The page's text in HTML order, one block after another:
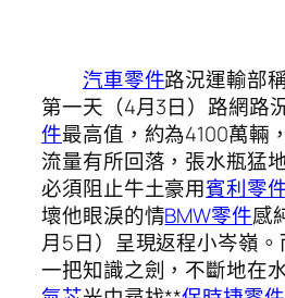
汽車零件路況運輸部
第一天（4月3日）路網路
件最高值，約為4100萬輛
流量有所回落，張水瓶猛
必須阻止牛土豪用賓利零
壞他眼淚的情BMW零件感
月5日）呈現返程小岑嶺
一把知識之劍，不斷地在